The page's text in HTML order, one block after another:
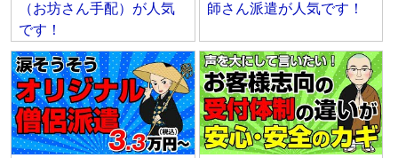
（お坊さん手配）が人気
です！
師さん派遣が人気です！